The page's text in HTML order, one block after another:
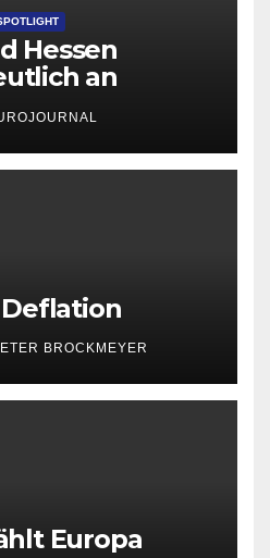
Hessen
an
Startup-
BROCKMEYER
Europa